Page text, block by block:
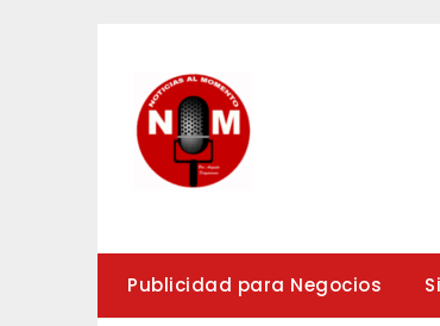
Publicidad para Negocios